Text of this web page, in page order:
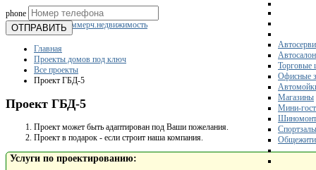
Склады
Коммерч.недвижимость
Торговые
Офисные
Магазины
Мини-
Спортзалы
phone
ОТПРАВИТЬ
Главная
Проекты домов под ключ
Все проекты
Проект ГБД-5
Проект ГБД-5
Проект может быть адаптирован под Ваши пожелания.
Проект в подарок - если строит наша компания.
Услуги по проектированию: